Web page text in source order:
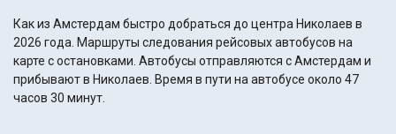
Как из Амстердам быстро добраться до центра Николаев в
2026 года. Маршруты следования рейсовых автобусов на
карте с остановками. Автобусы отправляются с Амстердам и
прибывают в Николаев. Время в пути на автобусе около 47
часов 30 минут.